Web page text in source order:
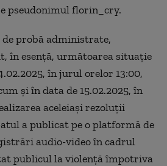
pseudonimul florin_cry.
probă administrate,
în esenţă, următoarea situaţie
în jurul orelor 13:00,
şi în data de 15.02.2025, în
aceleiaşi rezoluţii
a publicat pe o platformă de
audio-video în cadrul
publicul la violenţă împotriva